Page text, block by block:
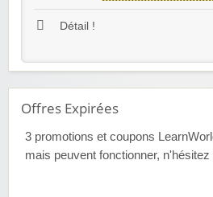
Détail !
Offres Expirées
3 promotions et coupons
mais peuvent fonctionner,